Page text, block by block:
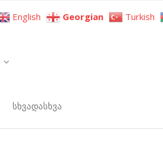
სხვადასხვა
English Georgian Turkish